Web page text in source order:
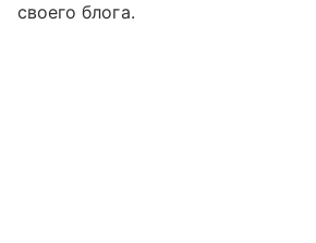
своего блога.